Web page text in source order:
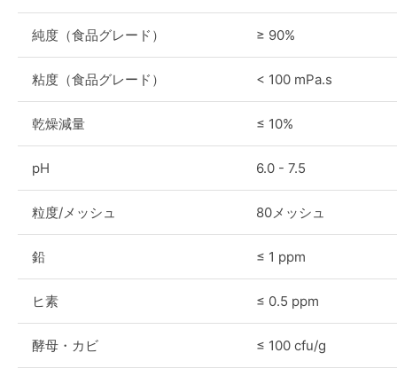
純度（食品グレード） ≥ 90%
粘度（食品グレード） < 100 mPa.s
乾燥減量 ≤ 10%
pH 6.0 - 7.5
粒度/メッシュ 80メッシュ
鉛 ≤ 1 ppm
ヒ素 ≤ 0.5 ppm
酵母・カビ ≤ 100 cfu/g